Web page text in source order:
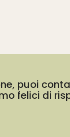
puoi
felici di